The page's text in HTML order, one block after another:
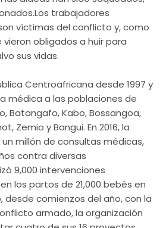
trabajadores
víctimas del conflicto y, como
obligados a huir para
sus vidas.
Centroafricana desde 1997 y
médica a las poblaciones de
Batangafo, Kabo, Bossangoa,
Zemio y Bangui. En 2016, la
millón de consultas médicas,
contra diversas
9,000 intervenciones
los partos de 21,000 bebés en
desde comienzos del año, con la
armado, la organización